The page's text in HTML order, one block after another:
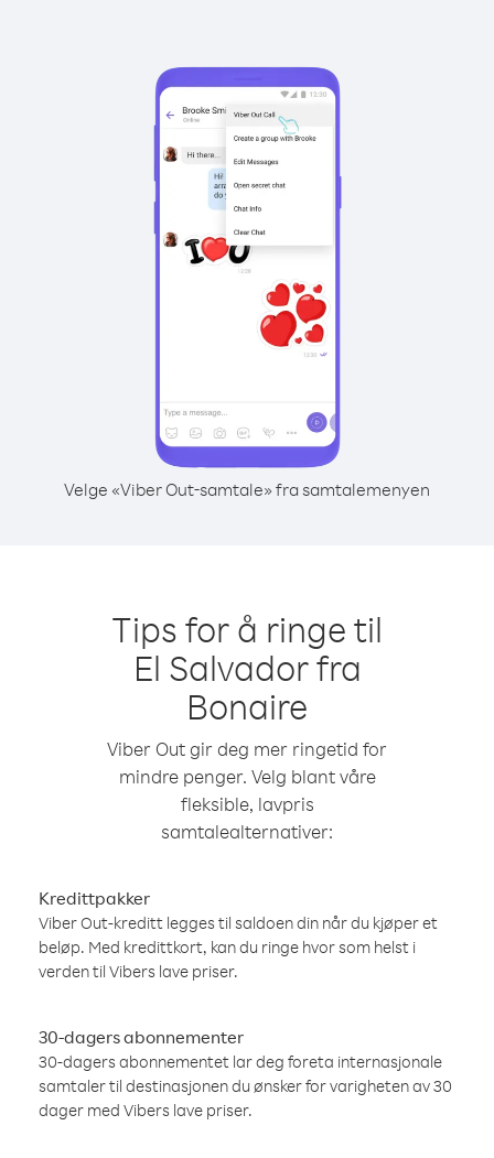
Velge «Viber Out-samtale» fra samtalemenyen
Tips for å ringe til
El Salvador fra
Bonaire
Viber Out gir deg mer ringetid for
mindre penger. Velg blant våre
fleksible, lavpris
samtalealternativer:
Kredittpakker
Viber Out-kreditt legges til saldoen din når du kjøper et
beløp. Med kredittkort, kan du ringe hvor som helst i
verden til Vibers lave priser.
30-dagers abonnementer
30-dagers abonnementet lar deg foreta internasjonale
samtaler til destinasjonen du ønsker for varigheten av 30
dager med Vibers lave priser.